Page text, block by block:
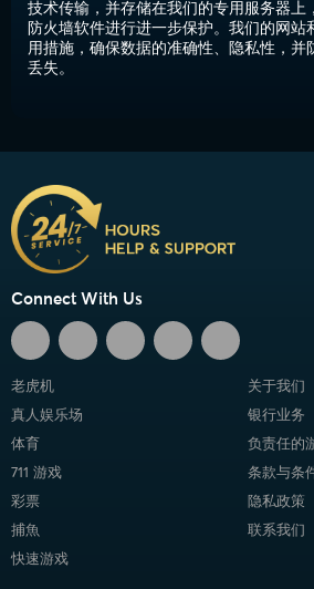
技术传输，并存储在我们的专用服务器上
防火墙软件进行进一步保护。我们的网站
用措施，确保数据的准确性、隐私性，并
丢失。
Connect With Us
老虎机
真人娱乐场
体育
711 游戏
彩票
捕魚
快速游戏
关于我们
银行业务
负责任的
条款与条
隐私政策
联系我们